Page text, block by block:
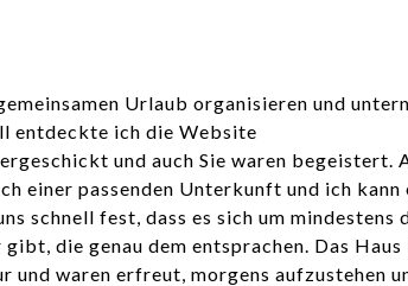
Urlaub organisieren und
entdeckte ich die Website
und auch Sie waren begeistert.
einer passenden Unterkunft und ich kann
schnell fest, dass es sich um mindestens
die genau dem entsprachen. Das
waren erfreut, morgens aufzustehen